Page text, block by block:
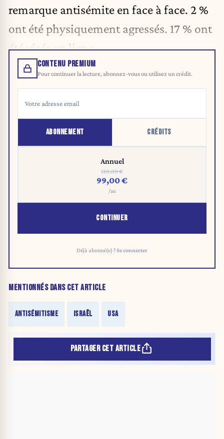
remarque antisémite en face à face. 2 %
ont été physiquement agressés. 17 % ont
été visés en ligne.
CONTENU PREMIUM
Pour continuer la lecture, abonnez-vous ou utilisez un crédit.
ABONNEMENT CRÉDITS
Annuel
120,00 €
99,00 €
/an
CONTINUER
Déjà abonné(e) ?Se connecter
MENTIONNÉS DANS CET ARTICLE
ANTISÉMITISME ISRAËL USA
PARTAGER CET ARTICLE